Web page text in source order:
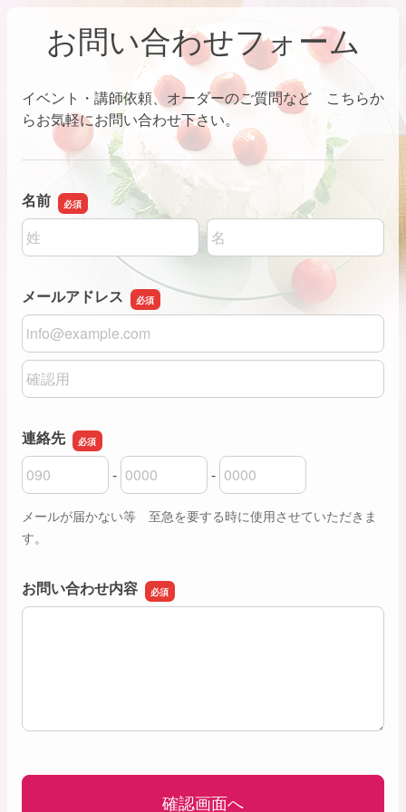
お問い合わせフォーム
イベント・講師依頼、オーダーのご質問など こちらか
らお気軽にお問い合わせ下さい。
名前
名前の姓
名前の名
メールアドレス
メールアドレス
メールアドレスの確認用
連絡先
連絡先の市外局番
-
連絡先の市内局番 -
連絡先の加入者番号
メールが届かない等 至急を要する時に使用させていただきま
す。
お問い合わせ内容
お問い合わせ内容